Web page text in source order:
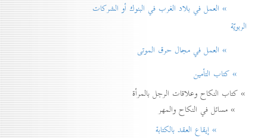
» العمل في بلاد الغرب في البنوك أو الشركات
الربويّة
» العمل في مجال حرق الموتی
» كتاب التأمين
» كتاب النكاح وعلاقات الرجل بالمرأة
» مسائل في النكاح والمهر
» إيقاع العقد بالكتابة